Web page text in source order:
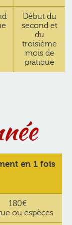
Début du
second et
du
troisième
mois de
pratique
en 1 fois
180€
ou espèces